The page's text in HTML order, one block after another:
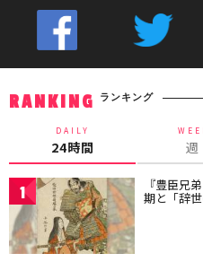
RANKING ランキング
DAILY
24時間 週
1 『豊臣兄
期と「辞